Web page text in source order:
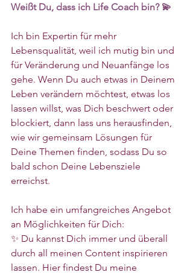
Weißt Du, dass ich Life Coach bin? 💫
Ich bin Expertin für mehr
Lebensqualität, weil ich mutig bin und
für Veränderung und Neuanfänge los
gehe. Wenn Du auch etwas in Deinem
Leben verändern möchtest, etwas los
lassen willst, was Dich beschwert oder
blockiert, dann lass uns herausfinden,
wie wir gemeinsam Lösungen für
Deine Themen finden, sodass Du so
bald schon Deine Lebensziele
erreichst.
Ich habe ein umfangreiches Angebot
an Möglichkeiten für Dich:
✨ Du kannst Dich immer und überall
durch all meinen Content inspirieren
lassen. Hier findest Du meine